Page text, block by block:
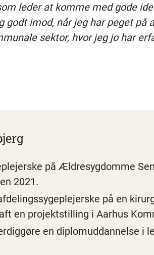
leder at komme med gode
godt imod, når jeg har peget
sektor, hvor jeg jo har
på Ældresygdomme
2021.
på en
en projektstilling i Aarhus
en diplomuddannelse i